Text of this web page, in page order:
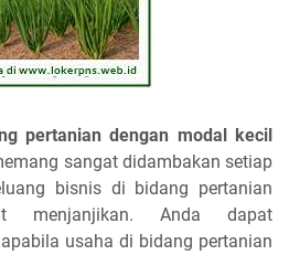
pertanian dengan modal kecil
sangat didambakan setiap
bisnis di bidang pertanian
menjanjikan. Anda dapat
usaha di bidang pertanian